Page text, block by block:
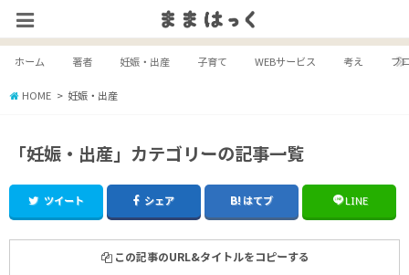
ホーム 著者 妊娠・出産 子育て WEBサービス 考え ブ
HOME 妊娠・出産
「妊娠・出産」カテゴリーの記事一覧
ツイート シェア はてブ LINE
この記事のURL&タイトルをコピーする